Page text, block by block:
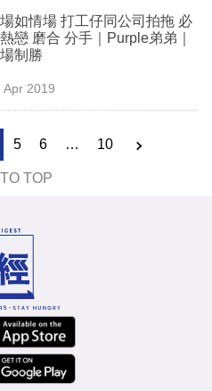
場 打工仔同公司拍拖 必
戀 磨合 分手｜Purple弟弟｜
制勝
Apr 2019
5 6 … 10
TOP